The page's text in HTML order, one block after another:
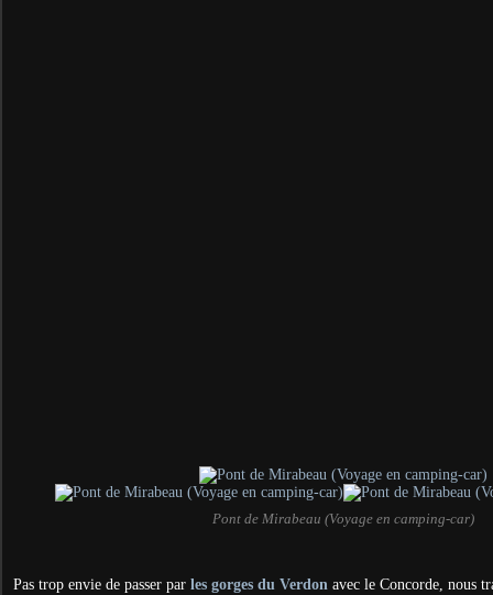
Pont de Mirabeau (Voyage en camping-car)
Pas trop envie de passer par les gorges du Verdon avec le Concorde, nous